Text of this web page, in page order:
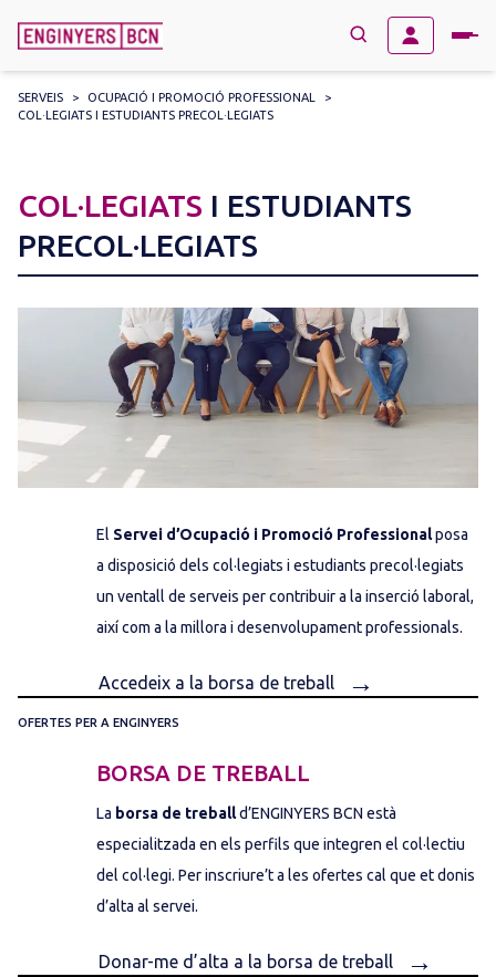
SERVEIS > OCUPACIÓ I PROMOCIÓ PROFESSIONAL
>
COL·LEGIATS I ESTUDIANTS PRECOL·LEGIATS
COL·LEGIATS I ESTUDIANTS
PRECOL·LEGIATS
El Servei d’Ocupació i Promoció Professionalposa
a disposició dels col·legiats i estudiants precol·legiats
un ventall de serveis per contribuir a la inserció laboral,
així com a la millora i desenvolupament professionals.
Accedeix a la borsa de treball →
OFERTES PER A ENGINYERS
BORSA DE TREBALL
La borsa de treballd’ENGINYERS BCN està
especialitzada en els perfils que integren el col·lectiu
del col·legi. Per inscriure’t a les ofertes cal que et donis
d’alta al servei.
Donar-me d’alta a la borsa de treball →